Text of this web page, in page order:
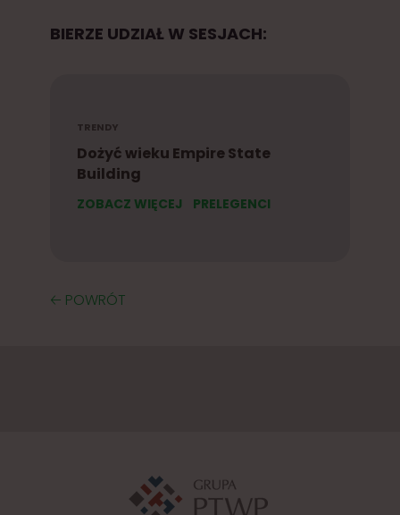
BIERZE UDZIAŁ W SESJACH:
TRENDY
Dożyć wieku Empire State
Building
ZOBACZ WIĘCEJ PRELEGENCI
🡠 POWRÓT